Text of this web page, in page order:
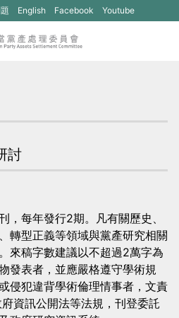
English
(另
新
的
網
站：
不
Facebook
(另
新
的
網
站：
不
Youtube
討
，每年發行2期。凡有關歷史、
轉型正義等領域與黨產研究相關
來稿字數建議以不超過2萬字為
發表者，並應嚴格遵守學術規
侵犯違背學術倫理情事者，文責
資訊公開法等法規，刊登委託